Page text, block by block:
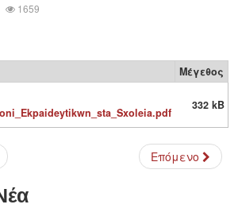
1659
Μέγεθος
332 kB
Επόμενο